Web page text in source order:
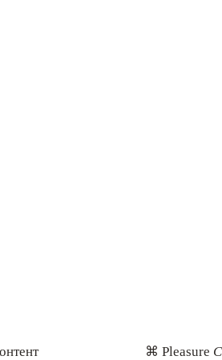
⌘ Pleasure